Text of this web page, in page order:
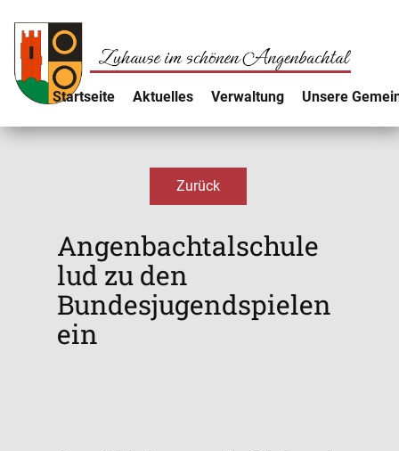
Startseite Aktuelles Verwaltung Unsere
Zurück
Angenbachtalschule
lud zu den
Bundesjugendspielen
ein